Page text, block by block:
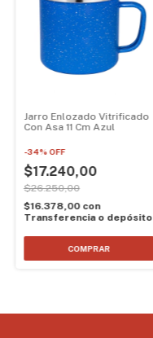
Jarro Enlozado Vitrificado
Con Asa 11 Cm Azul
-34%OFF
$17.240,00
$26.250,00
$16.378,00 con
Transferencia o depósito
COMPRAR